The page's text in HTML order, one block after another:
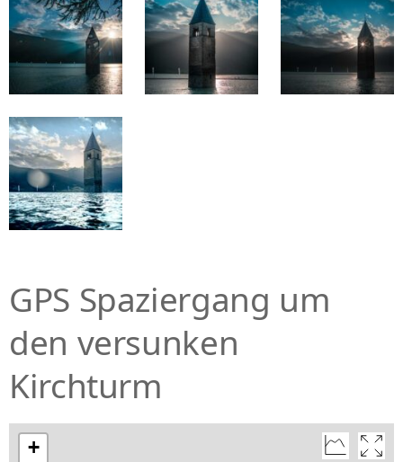
GPS Spaziergang um
den versunken
Kirchturm
+